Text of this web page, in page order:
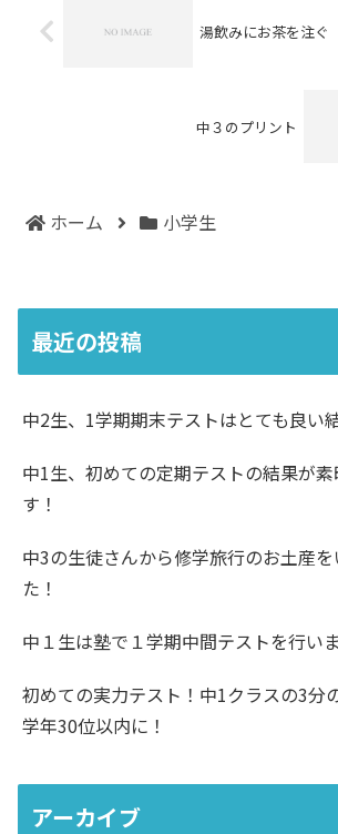
湯飲みにお茶を注ぐ
中３のプリント
ホーム 小学生
最近の投稿
中2生、1学期期末テストはとても良い
中1生、初めての定期テストの結果が
す！
中3の生徒さんから修学旅行のお土産
た！
中１生は塾で１学期中間テストを行い
初めての実力テスト！中1クラスの3分
学年30位以内に！
アーカイブ